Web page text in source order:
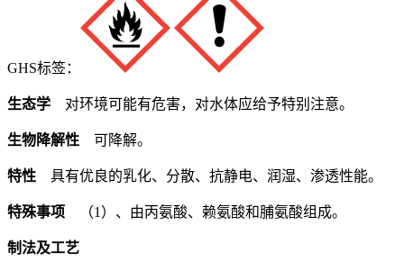
GHS标签：
生态学 对环境可能有危害，对水体应给予特别注意。
生物降解性 可降解。
特性 具有优良的乳化、分散、抗静电、润湿、渗透性能。
特殊事项 （1）、由丙氨酸、赖氨酸和脯氨酸组成。
制法及工艺